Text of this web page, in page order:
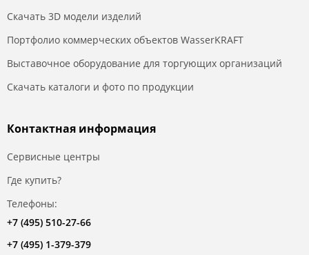
Скачать 3D модели изделий
Портфолио коммерческих объектов WasserKRAFT
Выставочное оборудование для торгующих организаций
Скачать каталоги и фото по продукции
Контактная информация
Сервисные центры
Где купить?
Телефоны:
+7 (495) 510-27-66
+7 (495) 1-379-379